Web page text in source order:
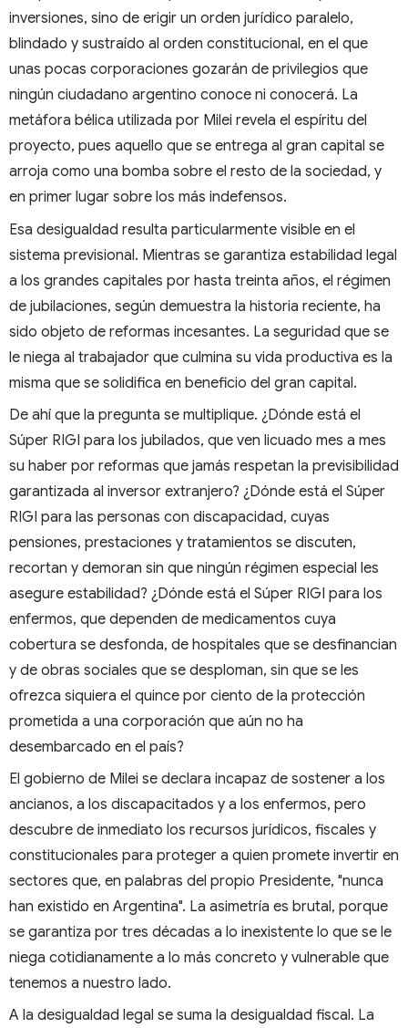
inversiones, sino de erigir un orden jurídico paralelo,
blindado y sustraído al orden constitucional, en el que
unas pocas corporaciones gozarán de privilegios que
ningún ciudadano argentino conoce ni conocerá. La
metáfora bélica utilizada por Milei revela el espíritu del
proyecto, pues aquello que se entrega al gran capital se
arroja como una bomba sobre el resto de la sociedad, y
en primer lugar sobre los más indefensos.
Esa desigualdad resulta particularmente visible en el
sistema previsional. Mientras se garantiza estabilidad legal
a los grandes capitales por hasta treinta años, el régimen
de jubilaciones, según demuestra la historia reciente, ha
sido objeto de reformas incesantes. La seguridad que se
le niega al trabajador que culmina su vida productiva es la
misma que se solidifica en beneficio del gran capital.
De ahí que la pregunta se multiplique. ¿Dónde está el
Súper RIGI para los jubilados, que ven licuado mes a mes
su haber por reformas que jamás respetan la previsibilidad
garantizada al inversor extranjero? ¿Dónde está el Súper
RIGI para las personas con discapacidad, cuyas
pensiones, prestaciones y tratamientos se discuten,
recortan y demoran sin que ningún régimen especial les
asegure estabilidad? ¿Dónde está el Súper RIGI para los
enfermos, que dependen de medicamentos cuya
cobertura se desfonda, de hospitales que se desfinancian
y de obras sociales que se desploman, sin que se les
ofrezca siquiera el quince por ciento de la protección
prometida a una corporación que aún no ha
desembarcado en el país?
El gobierno de Milei se declara incapaz de sostener a los
ancianos, a los discapacitados y a los enfermos, pero
descubre de inmediato los recursos jurídicos, fiscales y
constitucionales para proteger a quien promete invertir en
sectores que, en palabras del propio Presidente, "nunca
han existido en Argentina". La asimetría es brutal, porque
se garantiza por tres décadas a lo inexistente lo que se le
niega cotidianamente a lo más concreto y vulnerable que
tenemos a nuestro lado.
A la desigualdad legal se suma la desigualdad fiscal. La